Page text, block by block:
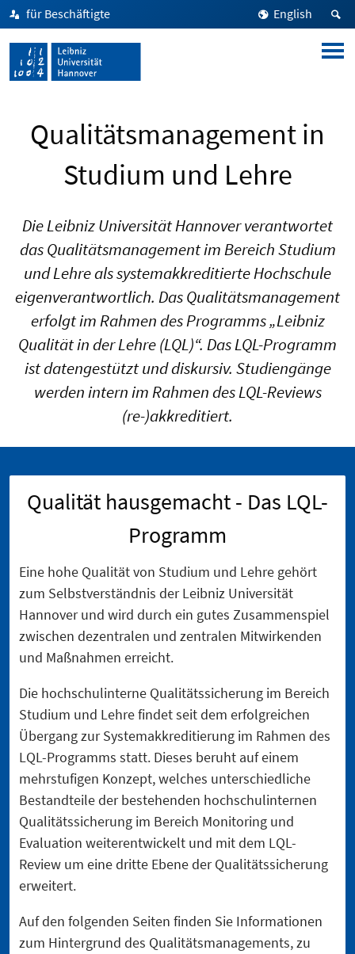
für Beschäftigte English
Qualitätsmanagement in
Studium und Lehre
Die Leibniz Universität Hannover verantwortet
das Qualitätsmanagement im Bereich Studium
und Lehre als systemakkreditierte Hochschule
eigenverantwortlich. Das Qualitätsmanagement
erfolgt im Rahmen des Programms „Leibniz
Qualität in der Lehre (LQL)“. Das LQL-Programm
ist datengestützt und diskursiv. Studiengänge
werden intern im Rahmen des LQL-Reviews
(re-)akkreditiert.
Qualität hausgemacht - Das LQL-
Programm
Eine hohe Qualität von Studium und Lehre gehört
zum Selbstverständnis der Leibniz Universität
Hannover und wird durch ein gutes Zusammenspiel
zwischen dezentralen und zentralen Mitwirkenden
und Maßnahmen erreicht.
Die hochschulinterne Qualitätssicherung im Bereich
Studium und Lehre findet seit dem erfolgreichen
Übergang zur Systemakkreditierung im Rahmen des
LQL-Programms statt. Dieses beruht auf einem
mehrstufigen Konzept, welches unterschiedliche
Bestandteile der bestehenden hochschulinternen
Qualitätssicherung im Bereich Monitoring und
Evaluation weiterentwickelt und mit dem LQL-
Review um eine dritte Ebene der Qualitätssicherung
erweitert.
Auf den folgenden Seiten finden Sie Informationen
zum Hintergrund des Qualitätsmanagements, zu